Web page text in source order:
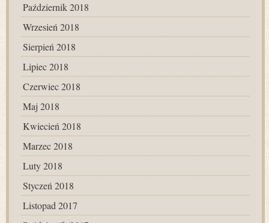
Październik 2018
Wrzesień 2018
Sierpień 2018
Lipiec 2018
Czerwiec 2018
Maj 2018
Kwiecień 2018
Marzec 2018
Luty 2018
Styczeń 2018
Listopad 2017